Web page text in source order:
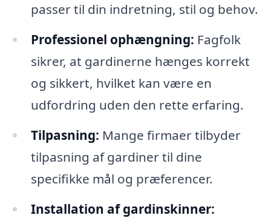
passer til din indretning, stil og behov.
Professionel ophængning: Fagfolk
sikrer, at gardinerne hænges korrekt
og sikkert, hvilket kan være en
udfordring uden den rette erfaring.
Tilpasning: Mange firmaer tilbyder
tilpasning af gardiner til dine
specifikke mål og præferencer.
Installation af gardinskinner: